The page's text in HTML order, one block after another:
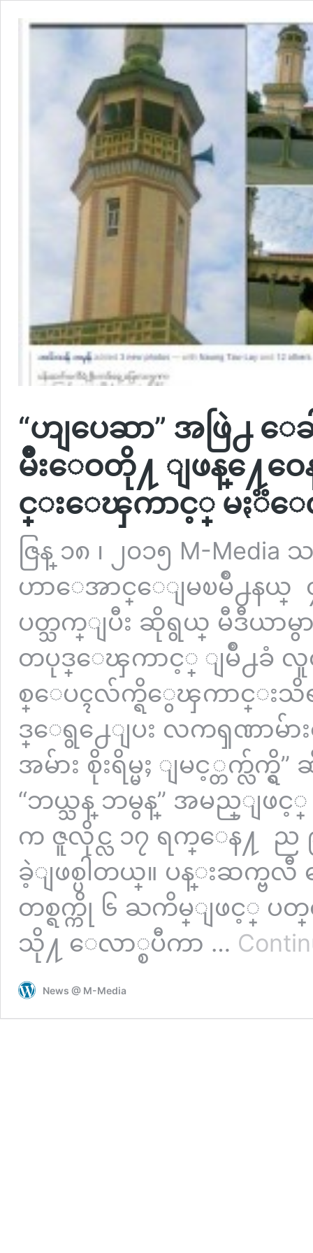
“ဟျပေဆာ” အဖြဲ႕
မ်ိဳးေဝတို႔ ျဖန္႔ေ
င္းေၾကာင့္ မႏၱေ
ဇြန္ ၁၈ ၊ ၂၀၁၅ M-
ဟာေအာင္ေျမၿမိဳ႕နယ္
ပတ္သက္ျပီး ဆိုရွယ္ မီဒီယာ
တပုဒ္ေၾကာင့္ ျမိဳ႕ခံ လူထု
စ္ေပၚလ်က္ရိွေၾကာင္းသိရ
ဒ္ေရွ႕ေျပး လကၡဏာမ်
အမ်ား စိုးရိမ္မႈ ျမင့္တက္လ်
“ဘယ္သန္ ဘမွန္” အမည္ျဖ
က ဇူလိုင္လ ၁၇ ရက္ေန႔ ည
ခဲ့ျဖစ္ပါတယ္။ ပန္းဆက္ဗလီ
တစ္ရက္ကို ၆ ႀကိမ္ျဖင့္
သို႔ ေလာ္စပီကာ …
News @ M-Media